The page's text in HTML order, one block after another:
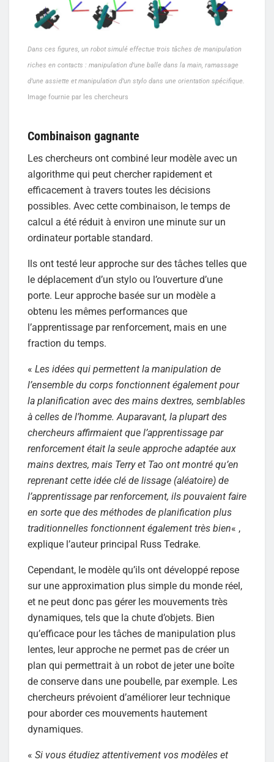
Dans ces figures, un robot simulé effectue trois tâches de manipulation
riches en contacts : manipulation d’une balle dans la main, ramassage
d’une assiette et manipulation d’un stylo dans une orientation spécifique.
Image fournie par les chercheurs
Combinaison gagnante
Les chercheurs ont combiné leur modèle avec un
algorithme qui peut chercher rapidement et
efficacement à travers toutes les décisions
possibles. Avec cette combinaison, le temps de
calcul a été réduit à environ une minute sur un
ordinateur portable standard.
Ils ont testé leur approche sur des tâches telles que
le déplacement d’un stylo ou l’ouverture d’une
porte. Leur approche basée sur un modèle a
obtenu les mêmes performances que
l’apprentissage par renforcement, mais en une
fraction du temps.
« Les idées qui permettent la manipulation de
l’ensemble du corps fonctionnent également pour
la planification avec des mains dextres, semblables
à celles de l’homme. Auparavant, la plupart des
chercheurs affirmaient que l’apprentissage par
renforcement était la seule approche adaptée aux
mains dextres, mais Terry et Tao ont montré qu’en
reprenant cette idée clé de lissage (aléatoire) de
l’apprentissage par renforcement, ils pouvaient faire
en sorte que des méthodes de planification plus
traditionnelles fonctionnent également très bien« ,
explique l’auteur principal Russ Tedrake.
Cependant, le modèle qu’ils ont développé repose
sur une approximation plus simple du monde réel,
et ne peut donc pas gérer les mouvements très
dynamiques, tels que la chute d’objets. Bien
qu’efficace pour les tâches de manipulation plus
lentes, leur approche ne permet pas de créer un
plan qui permettrait à un robot de jeter une boîte
de conserve dans une poubelle, par exemple. Les
chercheurs prévoient d’améliorer leur technique
pour aborder ces mouvements hautement
dynamiques.
« Si vous étudiez attentivement vos modèles et